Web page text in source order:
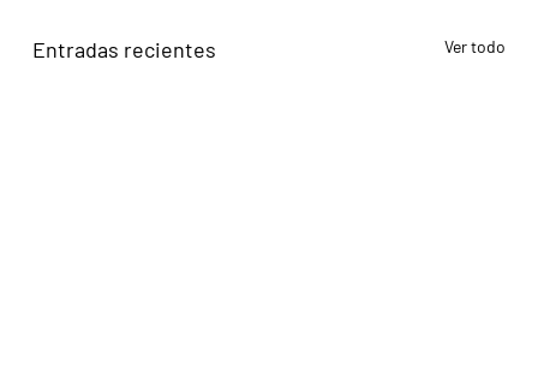
Entradas recientes Ver todo